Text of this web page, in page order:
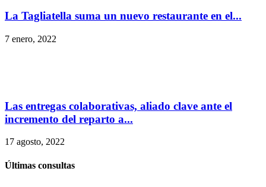
La Tagliatella suma un nuevo restaurante en el...
7 enero, 2022
Las entregas colaborativas, aliado clave ante el
incremento del reparto a...
17 agosto, 2022
Últimas consultas